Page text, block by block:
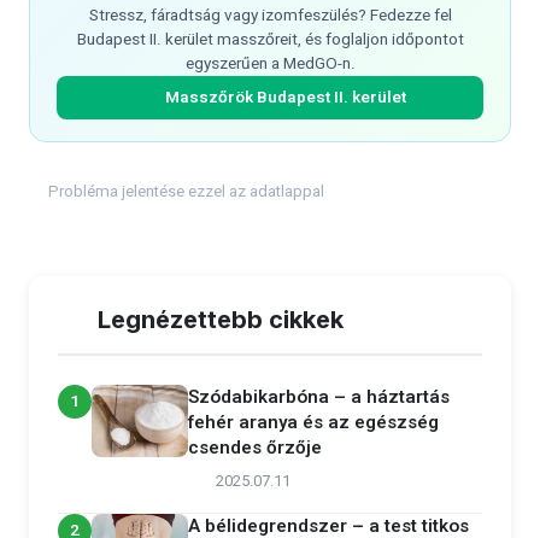
Stressz, fáradtság vagy izomfeszülés? Fedezze fel
Budapest II. kerület masszőreit, és foglaljon időpontot
egyszerűen a MedGO-n.
Masszőrök Budapest II. kerület
Probléma jelentése ezzel az adatlappal
Legnézettebb cikkek
1
Szódabikarbóna – a háztartás
fehér aranya és az egészség
csendes őrzője
2025.07.11
2 A bélidegrendszer – a test titkos